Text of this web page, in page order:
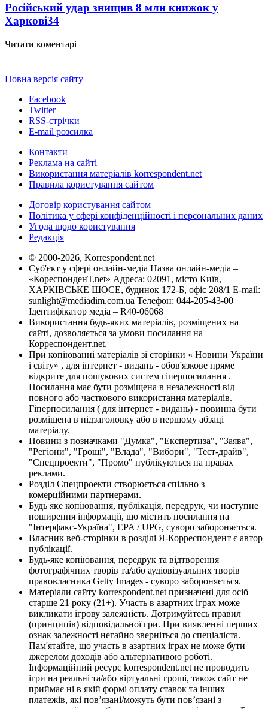
Російський удар знищив 8 млн книжок у
Харкові34
Читати коментарі
Повна версія сайту
Facebook
Twitter
RSS-стрічки
E-mail розсилка
Контакти
Реклама на сайті
Використання матеріалів korrespondent.net
Правила користування сайтом
Договір користування сайтом
Політика у сфері конфіденційності і персональних даних
Угода щодо користування
Редакція
© 2000-2026, Korrespondent.net
Суб'єкт у сфері онлайн-медіа Назва онлайн-медіа –
«КореспонденТ.net» Адреса: 02091, місто Київ,
ХАРКІВСЬКЕ ШОСЕ, будинок 172-Б, офіс 208/1 E-mail:
sunlight@mediadim.com.ua Телефон: 044-205-43-00
Ідентифікатор медіа – R40-06068
Використання будь-яких матеріалів, розміщених на
сайті, дозволяється за умови посилання на
Корреспондент.net.
При копіюванні матеріалів зі сторінки « Новини України
і світу» , для інтернет - видань - обов'язкове пряме
відкрите для пошукових систем гіперпосилання .
Посилання має бути розміщена в незалежності від
повного або часткового використання матеріалів.
Гіперпосилання ( для інтернет - видань) - повинна бути
розміщена в підзаголовку або в першому абзаці
матеріалу.
Новини з позначками "Думка", "Експертиза", "Заява",
"Регіони", "Гроші", "Влада", "Вибори", "Тест-драйв",
"Спецпроекти", "Промо" публікуються на правах
реклами.
Розділ Спецпроекти створюється спільно з
комерційними партнерами.
Будь яке копіювання, публікація, передрук, чи наступне
поширення інформації, що містить посилання на
"Інтерфакс-Україна", EPA / UPG, суворо забороняється.
Власник веб-сторінки в розділі Я-Корреспондент є автор
публікації.
Будь-яке копіювання, передрук та відтворення
фотографічних творів та/або аудіовізуальних творів
правовласника Getty Images - суворо забороняється.
Матеріали сайту korrespondent.net призначені для осіб
старше 21 року (21+). Участь в азартних іграх може
викликати ігрову залежність. Дотримуйтесь правил
(принципів) відповідальної гри. При виявленні перших
ознак залежності негайно зверніться до спеціаліста.
Пам'ятайте, що участь в азартних іграх не може бути
джерелом доходів або альтернативою роботі.
Інформаційний ресурс korrespondent.net не проводить
ігри на реальні та/або віртуальні гроші, також сайт не
приймає ні в якій формі оплату ставок та інших
платежів, які пов’язані/можуть бути пов’язані з